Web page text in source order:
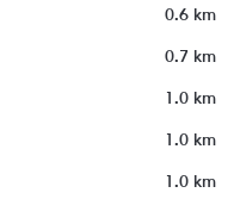
0.6 km
0.7 km
1.0 km
1.0 km
1.0 km